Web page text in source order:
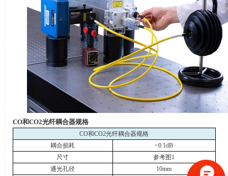
CO和CO2光纤耦合器规格
CO和CO2光纤耦合器规格
耦合损耗
<0.1dB
尺寸
参考图 1
通光孔径
10mm